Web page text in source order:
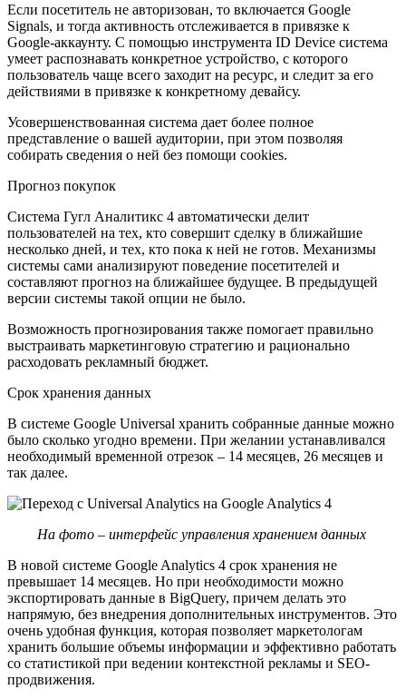
Если посетитель не авторизован, то включается Google
Signals, и тогда активность отслеживается в привязке к
Google-аккаунту. С помощью инструмента ID Device система
умеет распознавать конкретное устройство, с которого
пользователь чаще всего заходит на ресурс, и следит за его
действиями в привязке к конкретному девайсу.
Усовершенствованная система дает более полное
представление о вашей аудитории, при этом позволяя
собирать сведения о ней без помощи cookies.
Прогноз покупок
Система Гугл Аналитикс 4 автоматически делит
пользователей на тех, кто совершит сделку в ближайшие
несколько дней, и тех, кто пока к ней не готов. Механизмы
системы сами анализируют поведение посетителей и
составляют прогноз на ближайшее будущее. В предыдущей
версии системы такой опции не было.
Возможность прогнозирования также помогает правильно
выстраивать маркетинговую стратегию и рационально
расходовать рекламный бюджет.
Срок хранения данных
В системе Google Universal хранить собранные данные можно
было сколько угодно времени. При желании устанавливался
необходимый временной отрезок – 14 месяцев, 26 месяцев и
так далее.
На фото – интерфейс управления хранением данных
В новой системе Google Analytics 4 срок хранения не
превышает 14 месяцев. Но при необходимости можно
экспортировать данные в BigQuery, причем делать это
напрямую, без внедрения дополнительных инструментов. Это
очень удобная функция, которая позволяет маркетологам
хранить большие объемы информации и эффективно работать
со статистикой при ведении контекстной рекламы и SEO-
продвижения.